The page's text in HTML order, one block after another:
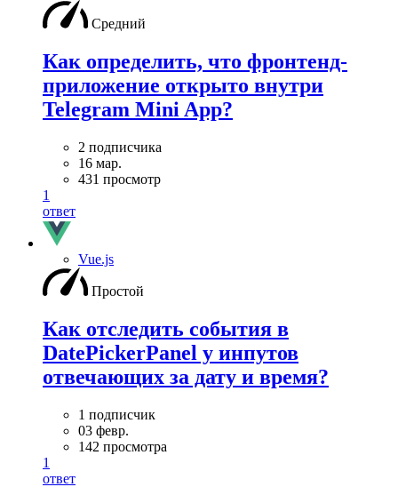
Средний
Как определить, что фронтенд-
приложение открыто внутри
Telegram Mini App?
2 подписчика
16 мар.
431 просмотр
1
ответ
Vue.js
Простой
Как отследить события в
DatePickerPanel у инпутов
отвечающих за дату и время?
1 подписчик
03 февр.
142 просмотра
1
ответ